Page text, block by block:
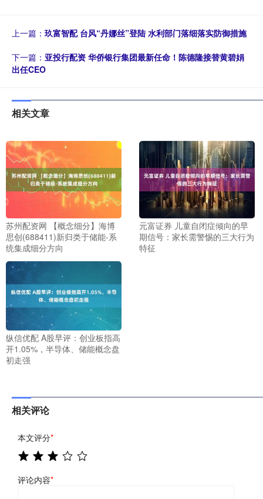
上一篇： 玖富智配 台风“丹娜丝”登陆 水利部门落细落实防御措施
下一篇： 亚投行配资 华侨银行集团最新任命！陈德隆接替黄碧娟
出任CEO
相关文章
苏州配资网 【概念细分】海博
思创(688411)新归类于储能-系
统集成细分方向
元富证券 儿童自闭症倾向的早
期信号：家长需警惕的三大行为
特征
纵信优配 A股早评：创业板指高
开1.05%，半导体、储能概念盘
初走强
相关评论
本文评分*
评论内容*